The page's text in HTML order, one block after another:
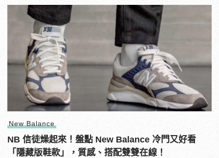
New Balance
NB 信徒燥起來！盤點 New Balance 冷門又好看
「隱藏版鞋款」，質感、搭配雙雙在線！